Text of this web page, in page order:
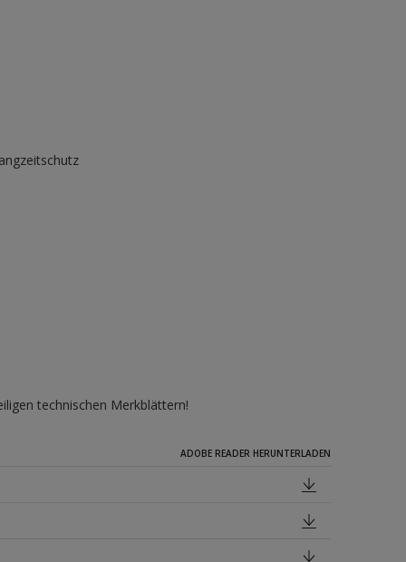
technischen Merkblättern!
ADOBE READER HERUNTERLADEN